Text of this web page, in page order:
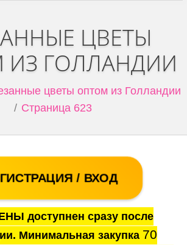
ЦВЕТЫ
ГОЛЛАНДИИ
цветы оптом из Голландии
Страница 623
/ ВХОД
доступнен сразу после
Минимальная закупка 70